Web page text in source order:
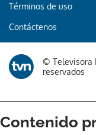
Términos de uso
Contáctenos
© Televisora
reservados